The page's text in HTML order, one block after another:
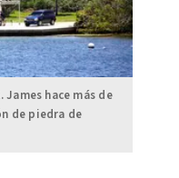
hace más de
de piedra de